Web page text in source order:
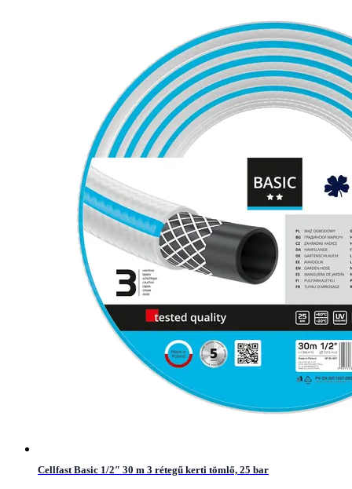
Cellfast Basic 1/2″ 30 m 3 rétegű kerti tömlő, 25 bar